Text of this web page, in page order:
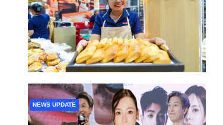
NEWS UPDATE